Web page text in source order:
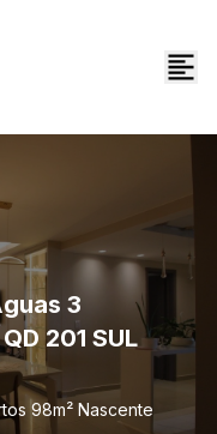
3
201 SUL
98m² Nascente